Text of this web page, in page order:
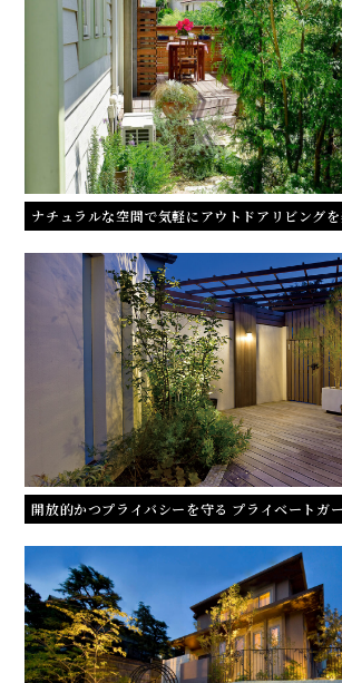
ナチュラルな空間で気軽にアウトドアリビング
開放的かつプライバシーを守る プライベートガ